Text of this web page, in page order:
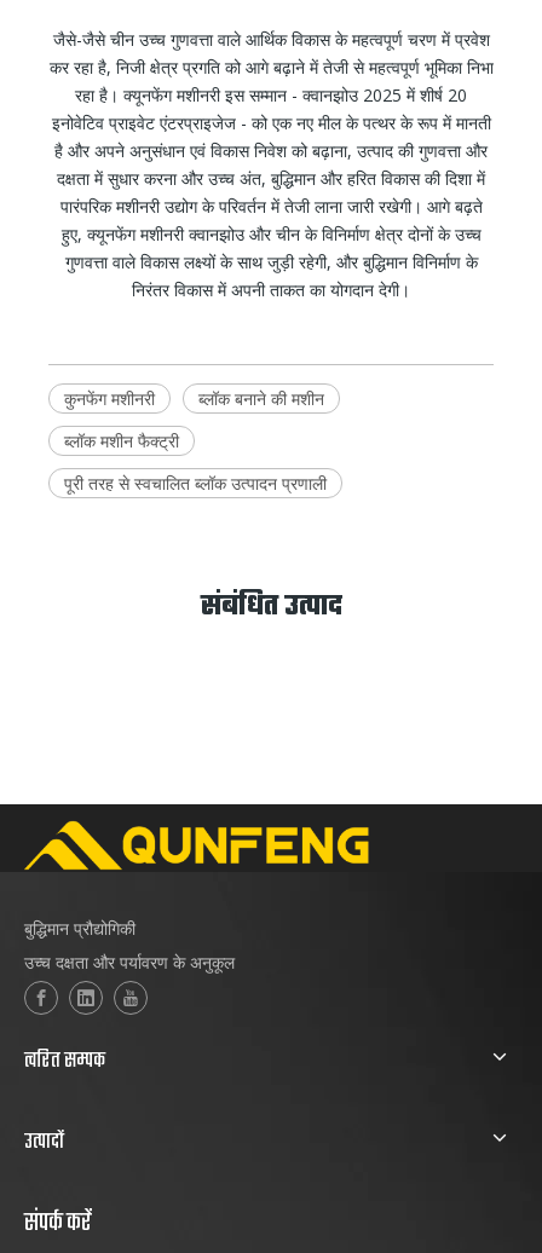
जैसे-जैसे चीन उच्च गुणवत्ता वाले आर्थिक विकास के महत्वपूर्ण चरण में प्रवेश
कर रहा है, निजी क्षेत्र प्रगति को आगे बढ़ाने में तेजी से महत्वपूर्ण भूमिका निभा
रहा है। क्यूनफेंग मशीनरी इस सम्मान - क्वानझोउ 2025 में शीर्ष 20
इनोवेटिव प्राइवेट एंटरप्राइजेज - को एक नए मील के पत्थर के रूप में मानती
है और अपने अनुसंधान एवं विकास निवेश को बढ़ाना, उत्पाद की गुणवत्ता और
दक्षता में सुधार करना और उच्च अंत, बुद्धिमान और हरित विकास की दिशा में
पारंपरिक मशीनरी उद्योग के परिवर्तन में तेजी लाना जारी रखेगी। आगे बढ़ते
हुए, क्यूनफेंग मशीनरी क्वानझोउ और चीन के विनिर्माण क्षेत्र दोनों के उच्च
गुणवत्ता वाले विकास लक्ष्यों के साथ जुड़ी रहेगी, और बुद्धिमान विनिर्माण के
निरंतर विकास में अपनी ताकत का योगदान देगी।
कुनफेंग मशीनरी
ब्लॉक बनाने की मशीन
ब्लॉक मशीन फैक्ट्री
पूरी तरह से स्वचालित ब्लॉक उत्पादन प्रणाली
संबंधित उत्पाद
बुद्धिमान प्रौद्योगिकी
उच्च दक्षता और पर्यावरण के अनुकूल
त्वरित सम्पक
उत्पादों
संपर्क करें